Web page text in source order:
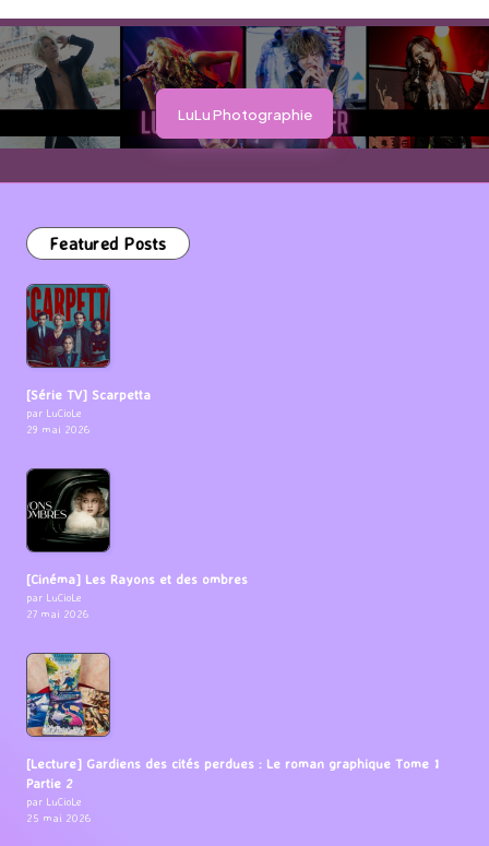
LuLu Photographie
Featured Posts
[Série TV] Scarpetta
par LuCioLe
29 mai 2026
[Cinéma] Les Rayons et des ombres
par LuCioLe
27 mai 2026
[Lecture] Gardiens des cités perdues : Le roman graphique Tome 1
Partie 2
par LuCioLe
25 mai 2026